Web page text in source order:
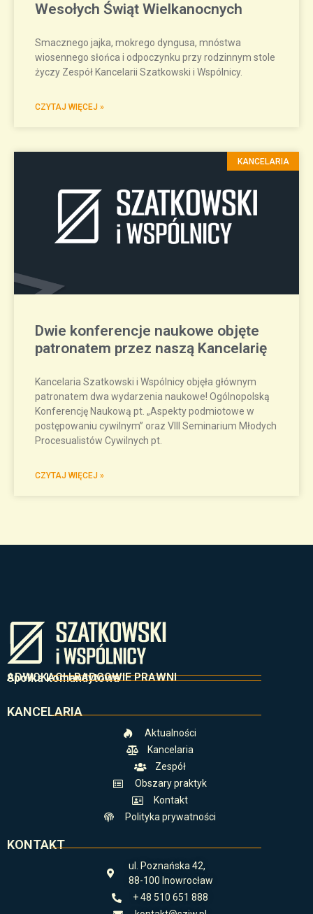
Wesołych Świąt Wielkanocnych
Smacznego jajka, mokrego dyngusa, mnóstwa
wiosennego słońca i odpoczynku przy rodzinnym stole
życzy Zespół Kancelarii Szatkowski i Wspólnicy.
CZYTAJ WIĘCEJ »
KANCELARIA
Dwie konferencje naukowe objęte
patronatem przez naszą Kancelarię
Kancelaria Szatkowski i Wspólnicy objęła głównym
patronatem dwa wydarzenia naukowe! Ogólnopolską
Konferencję Naukową pt. „Aspekty podmiotowe w
postępowaniu cywilnym” oraz VIII Seminarium Młodych
Procesualistów Cywilnych pt.
CZYTAJ WIĘCEJ »
ADWOKACI I RADCOWIE PRAWNI
Spółka komandytowa
KANCELARIA
Aktualności
Kancelaria
Zespół
Obszary praktyk
Kontakt
Polityka prywatności
KONTAKT
ul. Poznańska 42,
88-100 Inowrocław
+ 48 510 651 888